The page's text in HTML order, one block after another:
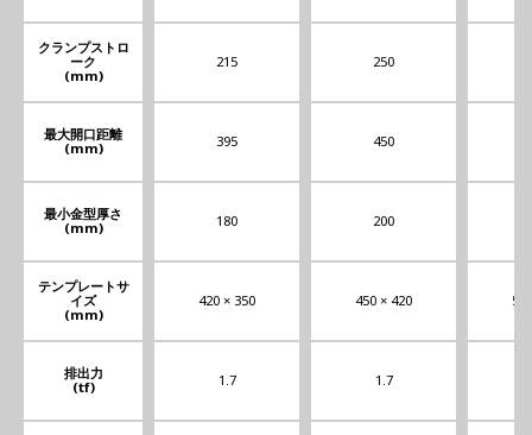
クランプストロ
ーク
(mm)
最大開口距離
(mm)
最小金型厚さ
(mm)
テンプレートサ
イズ
(mm)
排出力
(tf)
215
395
180
420 × 350
1.7
250
450
200
450 × 420
1.7